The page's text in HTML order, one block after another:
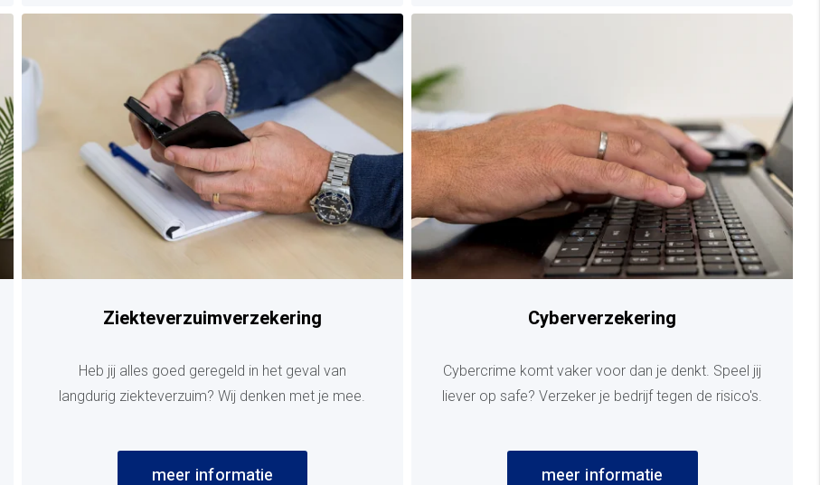
Ziekteverzuimverzekering
Heb jij alles goed geregeld in het geval van
langdurig ziekteverzuim? Wij denken met je mee.
meer informatie
Cyberverzekering
Cybercrime komt vaker voor dan je denkt. Speel jij
liever op safe? Verzeker je bedrijf tegen de risico's.
meer informatie